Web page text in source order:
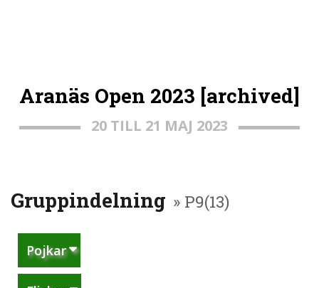
Aranäs Open 2023 [archived]
20 TILL 21 MAJ 2023
Gruppindelning » P9(13)
Pojkar